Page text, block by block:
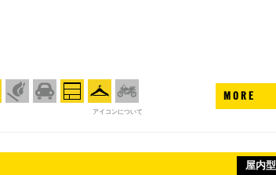
アイコンについて
MORE
屋内型